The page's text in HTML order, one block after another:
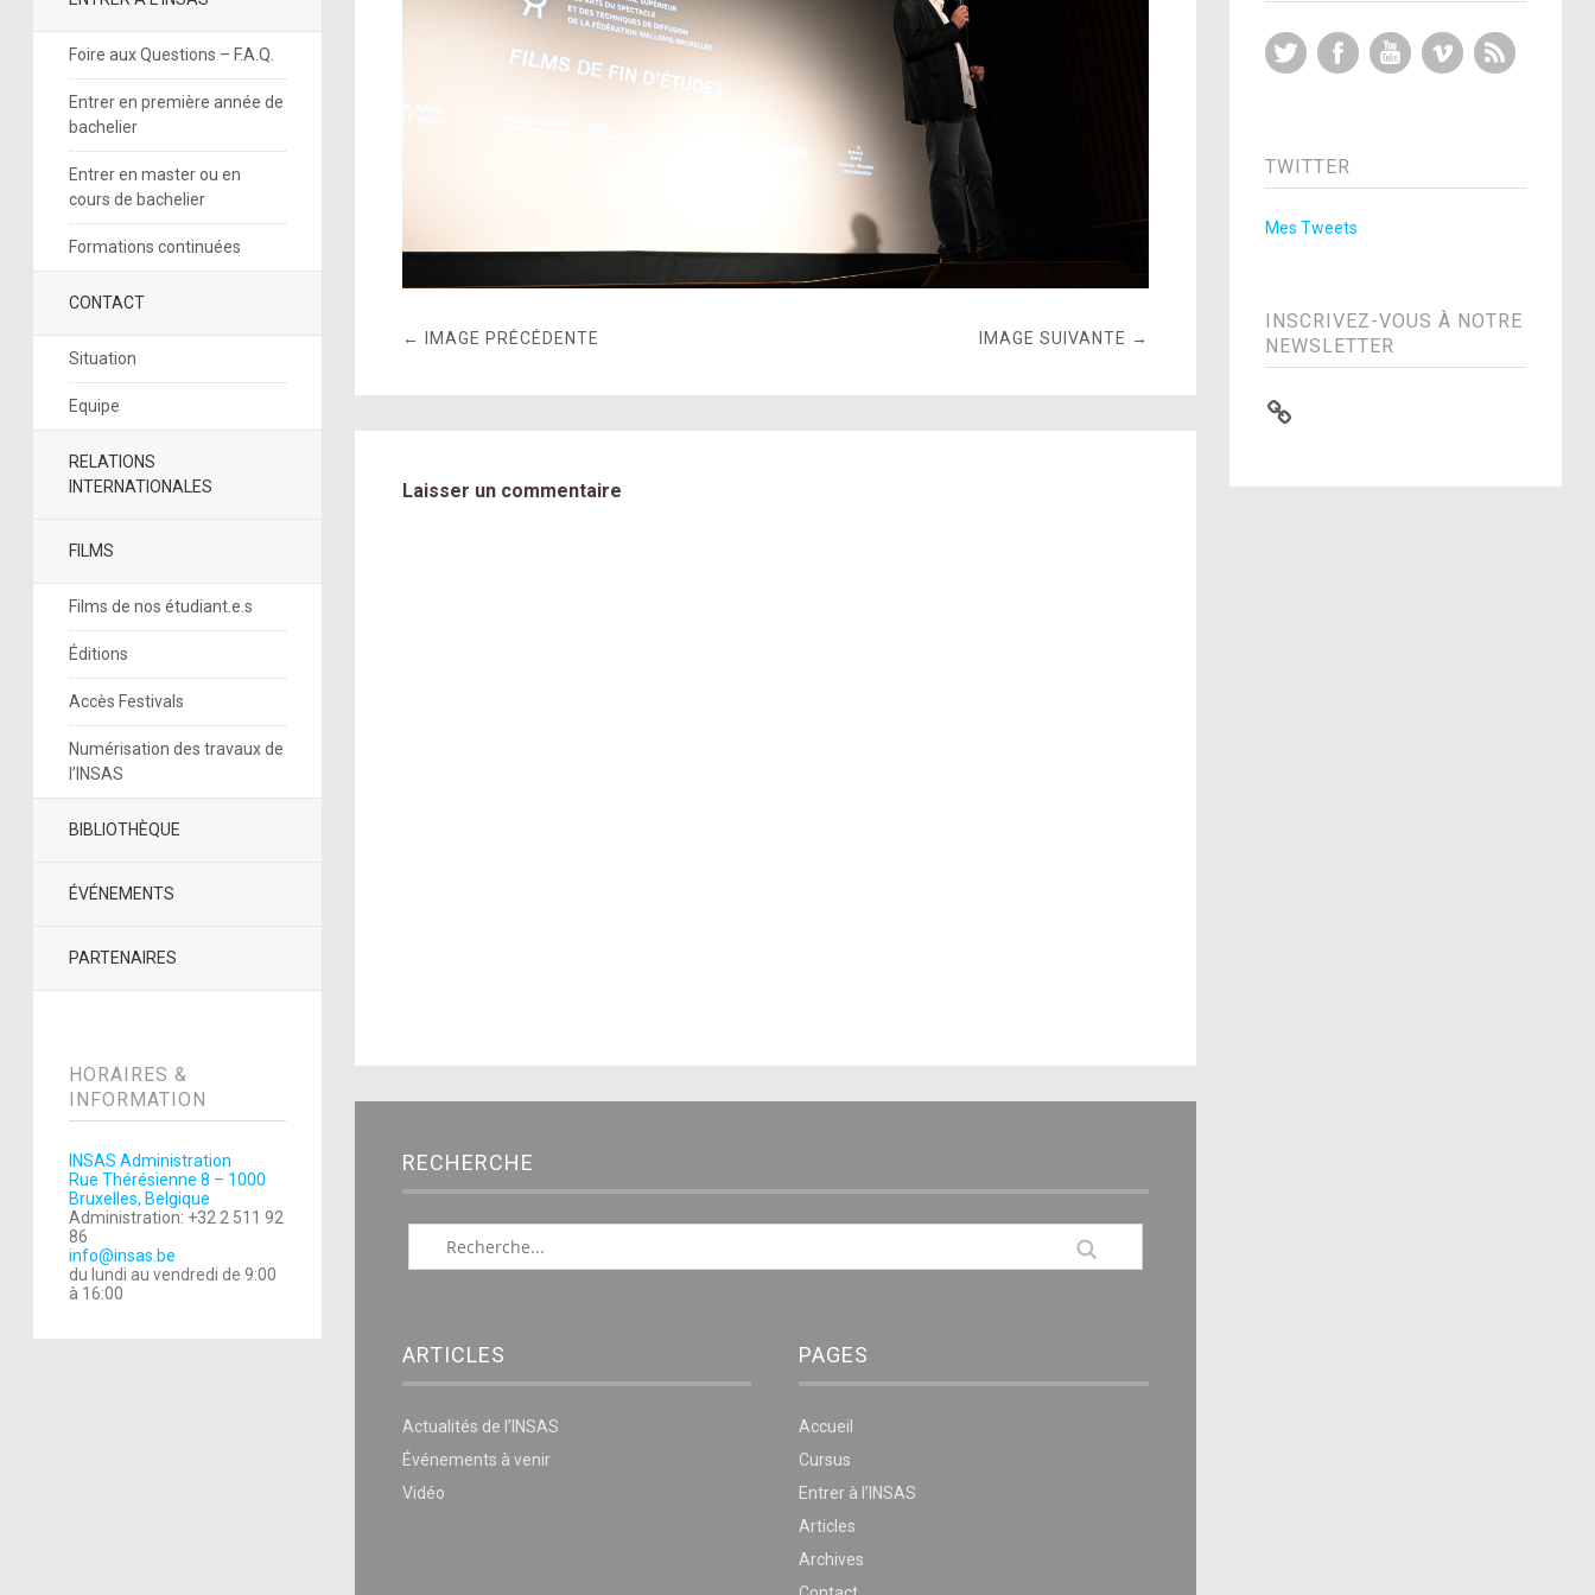
Foire aux Questions – F.A.Q.
Entrer en première année de
bachelier
Entrer en master ou en
cours de bachelier
Formations continuées
CONTACT
Situation
Equipe
RELATIONS
INTERNATIONALES
FILMS
Films de nos étudiant.e.s
Éditions
Accès Festivals
Numérisation des travaux de
l’INSAS
BIBLIOTHÈQUE
ÉVÉNEMENTS
PARTENAIRES
HORAIRES &
INFORMATION
INSAS Administration
Rue Thérésienne 8 – 1000
Bruxelles, Belgique
Administration: +32 2 511 92
86
info@insas.be
du lundi au vendredi de 9:00
à 16:00
← IMAGE PRÉCÉDENTE IMAGE SUIVANTE →
Laisser un commentaire
RECHERCHE
ARTICLES
Actualités de l’INSAS
Événements à venir
Vidéo
PAGES
Accueil
Cursus
Entrer à l’INSAS
Articles
Archives
Twitter FacebookYouTubeVimeo
TWITTER
Mes Tweets
INSCRIVEZ-VOUS À NOTRE
NEWSLETTER